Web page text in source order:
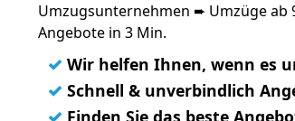
Umzugsunternehmen ➨ Umzüge ab
Angebote in 3 Min.
✓ Wir helfen Ihnen, wenn es
✓ Schnell & unverbindlich
✓ Finden Sie das beste